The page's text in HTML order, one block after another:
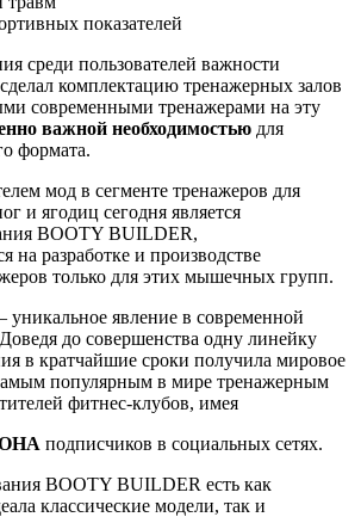
показателей
среди пользователей важности
комплектацию тренажерных залов
современными тренажерами на эту
важной необходимостью для
формата.
мод в сегменте тренажеров для
и ягодиц сегодня является
BOOTY BUILDER,
на разработке и производстве
только для этих мышечных групп.
явление в современной
до совершенства одну линейку
в кратчайшие сроки получила мировое
популярным в мире тренажерным
фитнес-клубов, имея
подписчиков в социальных сетях.
BOOTY BUILDER есть как
классические модели, так и